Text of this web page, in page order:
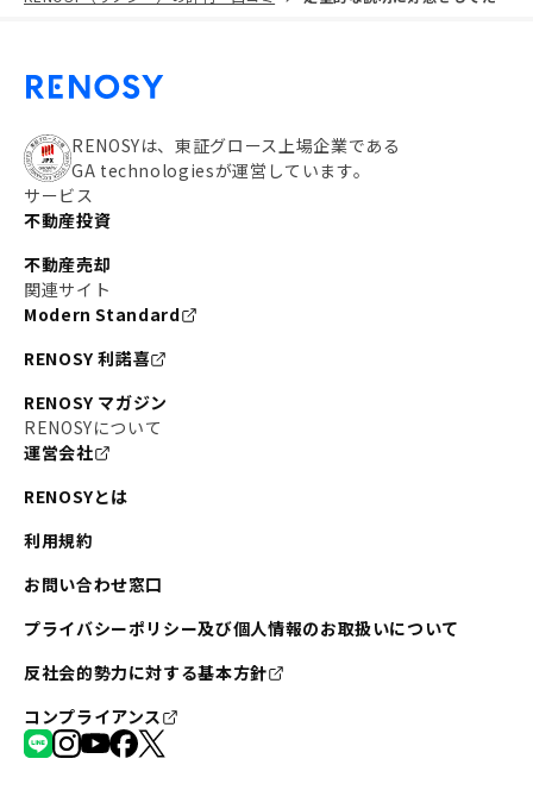
RENOSYは、東証グロース上場企業である
GA technologiesが運営しています。
サービス
不動産投資
不動産売却
関連サイト
Modern Standard
RENOSY 利諾喜
RENOSY マガジン
RENOSYについて
運営会社
RENOSYとは
利用規約
お問い合わせ窓口
プライバシーポリシー及び個人情報のお取扱いについて
反社会的勢力に対する基本方針
コンプライアンス